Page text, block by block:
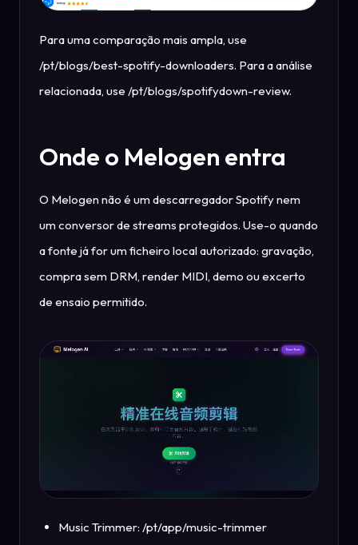
Para uma comparação mais ampla, use
/pt/blogs/best-spotify-downloaders. Para a análise
relacionada, use /pt/blogs/spotifydown-review.
Onde o Melogen entra
O Melogen não é um descarregador Spotify nem
um conversor de streams protegidos. Use-o quando
a fonte já for um ficheiro local autorizado: gravação,
compra sem DRM, render MIDI, demo ou excerto
de ensaio permitido.
Music Trimmer: /pt/app/music-trimmer